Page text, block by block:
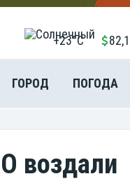
+23°C
ГОРОД ПОГОДА
воздали